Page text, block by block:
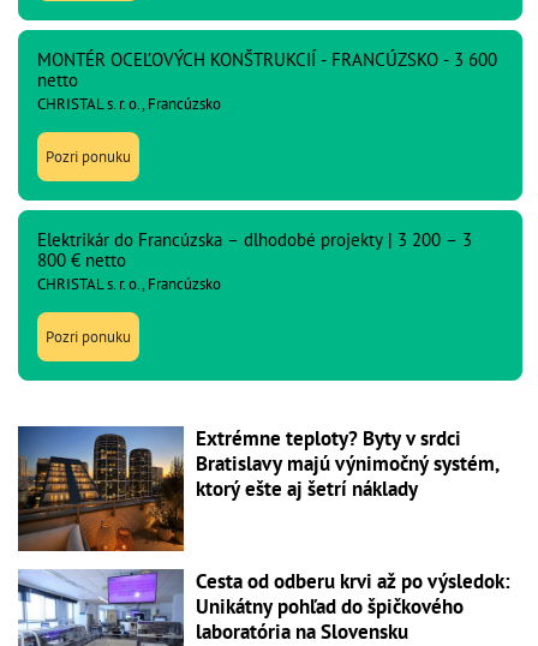
MONTÉR OCEĽOVÝCH KONŠTRUKCIÍ - FRANCÚZSKO - 3 600
netto
CHRISTAL s. r. o., Francúzsko
Pozri ponuku
Elektrikár do Francúzska – dlhodobé projekty | 3 200 – 3
800 € netto
CHRISTAL s. r. o., Francúzsko
Pozri ponuku
Extrémne teploty? Byty v srdci
Bratislavy majú výnimočný systém,
ktorý ešte aj šetrí náklady
Cesta od odberu krvi až po výsledok:
Unikátny pohľad do špičkového
laboratória na Slovensku